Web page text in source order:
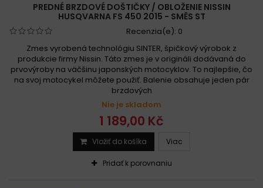
PREDNÉ BRZDOVÉ DOŠTIČKY / OBLOŽENIE NISSIN
HUSQVARNA FS 450 2015 - SMĚS ST
Recenzia(e): 0
Zmes vyrobená technológiu SINTER, špičkový výrobok z
produkcie firmy Nissin. Táto zmes je v origináli dodávaná do
prvovýroby na väčšinu japonských motocyklov. To najlepšie, čo
na svoj motocykel môžete použiť. Balenie obsahuje jeden pár
brzdových
Nie je skladom
1 189,00 Kč
Vložiť do košíka Viac
Pridať k porovnaniu